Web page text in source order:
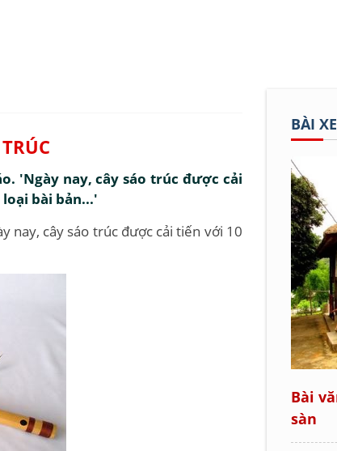
'Ngày nay, cây sáo trúc được cải
bài bản...'
nay, cây sáo trúc được cải tiến với 10
BÀI
Bài
sàn